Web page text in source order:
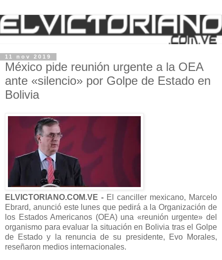
11 nov 2019
México pide reunión urgente a la OEA
ante «silencio» por Golpe de Estado en
Bolivia
ELVICTORIANO.COM.VE - El canciller mexicano, Marcelo
Ebrard, anunció este lunes que pedirá a la Organización de
los Estados Americanos (OEA) una «reunión urgente» del
organismo para evaluar la situación en Bolivia tras el Golpe
de Estado y la renuncia de su presidente, Evo Morales,
reseñaron medios internacionales.